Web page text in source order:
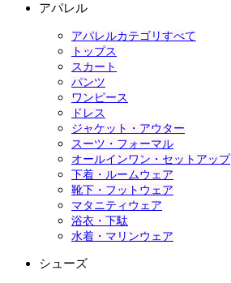
アパレル
アパレルカテゴリすべて
トップス
スカート
パンツ
ワンピース
ドレス
ジャケット・アウター
スーツ・フォーマル
オールインワン・セットアップ
下着・ルームウェア
靴下・フットウェア
マタニティウェア
浴衣・下駄
水着・マリンウェア
シューズ